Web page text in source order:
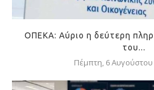
ΟΠΕΚΑ: Αύριο η δεύτερη
του...
Πέμπτη, 6 Αυγούστου